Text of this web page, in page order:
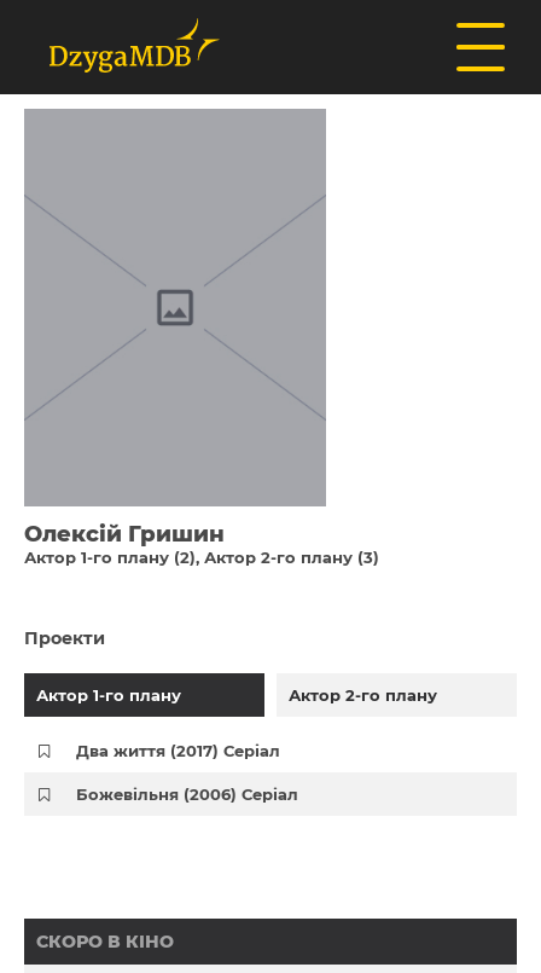
Олексій Гришин
Актор 1-го плану (2) Актор 2-го плану (3)
Проекти
Актор 1-го плану Актор 2-го плану
Два життя (2017) Серіал
Божевільня (2006) Серіал
СКОРО В КІНО